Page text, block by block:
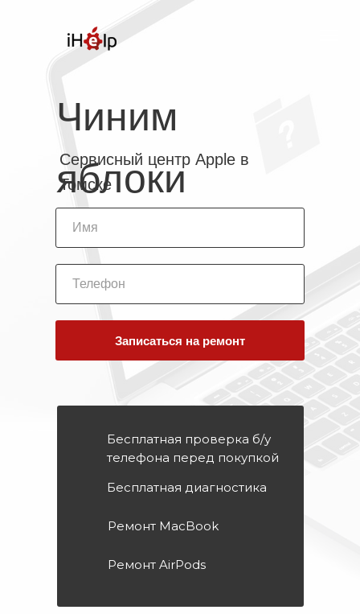
Чиним
яблоки
Сервисный центр Apple в
Томске
Записаться на ремонт
Бесплатная проверка б/у
телефона перед покупкой
Ремонт MacBook
Ремонт AirPods
Бесплатная диагностика